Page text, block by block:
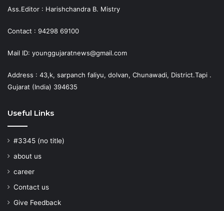
Ass.Editor : Harishchandra B. Mistry
Contact : 94298 69100
Mail ID: younggujaratnews@gmail.com
Address : 43,k, sarpanch faliyu, dolvan, Chunawadi, District.Tapi .
Gujarat (India) 394635
Useful Links
#3345 (no title)
about us
career
Contact us
Give Feedback